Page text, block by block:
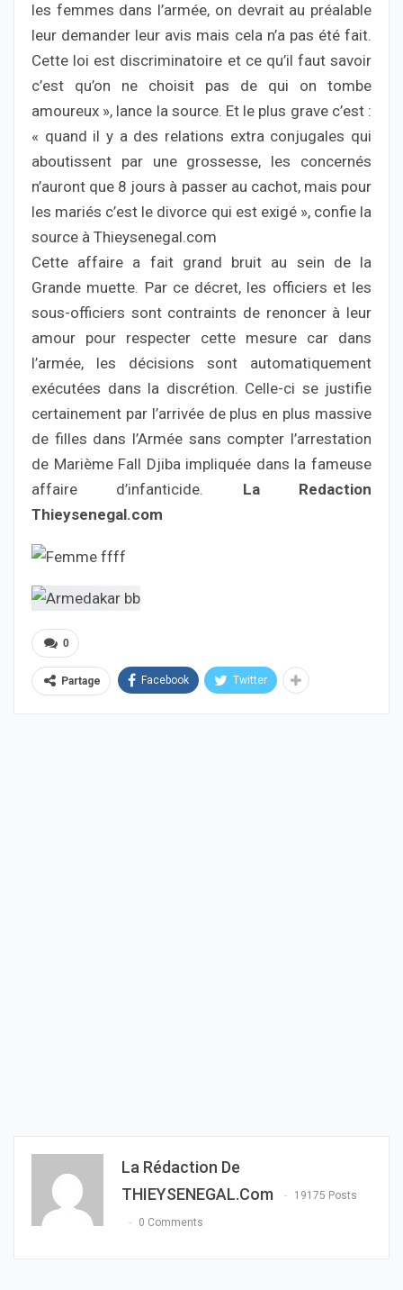
les femmes dans l’armée, on devrait au préalable
leur demander leur avis mais cela n’a pas été fait.
Cette loi est discriminatoire et ce qu’il faut savoir
c’est qu’on ne choisit pas de qui on tombe
amoureux », lance la source. Et le plus grave c’est :
« quand il y a des relations extra conjugales qui
aboutissent par une grossesse, les concernés
n’auront que 8 jours à passer au cachot, mais pour
les mariés c’est le divorce qui est exigé », confie la
source à Thieysenegal.com
Cette affaire a fait grand bruit au sein de la
Grande muette. Par ce décret, les officiers et les
sous-officiers sont contraints de renoncer à leur
amour pour respecter cette mesure car dans
l’armée, les décisions sont automatiquement
exécutées dans la discrétion. Celle-ci se justifie
certainement par l’arrivée de plus en plus massive
de filles dans l’Armée sans compter l’arrestation
de Marième Fall Djiba impliquée dans la fameuse
affaire d’infanticide. La Redaction
Thieysenegal.com
0
Partage Facebook Twitter
La Rédaction De
THIEYSENEGAL.com
19175 Posts
0 Comments